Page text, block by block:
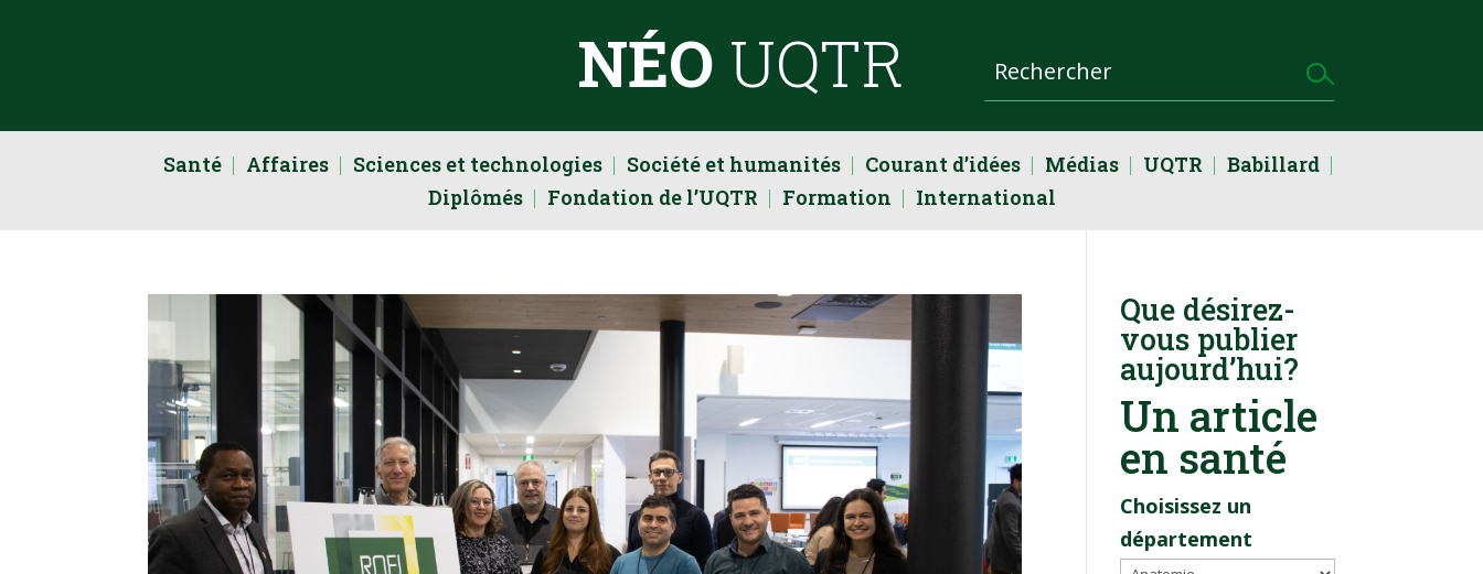
NÉO UQTR
Santé Affaires Sciences et technologies Société et humanités Courant d’idées Médias UQTR
Babillard
Diplômés
Fondation de l’UQTR Formation International
Que désirez-
vous publier
aujourd’hui?
Un article
en santé
Choisissez un
département